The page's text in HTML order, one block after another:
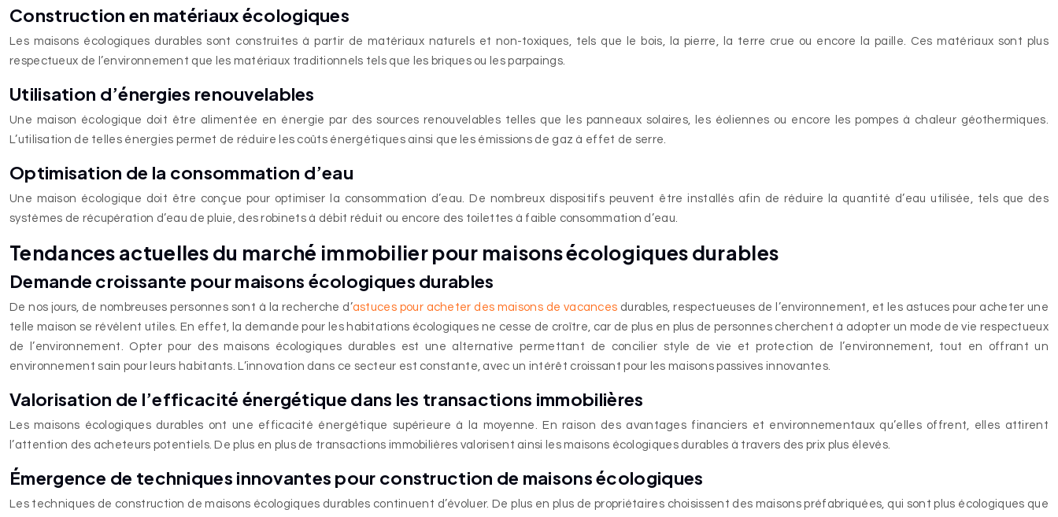
Construction en matériaux écologiques
Les maisons écologiques durables sont construites à partir de matériaux naturels et non-toxiques, tels que le bois, la pierre, la terre crue ou encore la paille. Ces matériaux sont plus
respectueux de l’environnement que les matériaux traditionnels tels que les briques ou les parpaings.
Utilisation d’énergies renouvelables
Une maison écologique doit être alimentée en énergie par des sources renouvelables telles que les panneaux solaires, les éoliennes ou encore les pompes à chaleur géothermiques.
L’utilisation de telles énergies permet de réduire les coûts énergétiques ainsi que les émissions de gaz à effet de serre.
Optimisation de la consommation d’eau
Une maison écologique doit être conçue pour optimiser la consommation d’eau. De nombreux dispositifs peuvent être installés afin de réduire la quantité d’eau utilisée, tels que des
systèmes de récupération d’eau de pluie, des robinets à débit réduit ou encore des toilettes à faible consommation d’eau.
Tendances actuelles du marché immobilier pour maisons écologiques durables
Demande croissante pour maisons écologiques durables
De nos jours, de nombreuses personnes sont à la recherche d’astuces pour acheter des maisons de vacances durables, respectueuses de l’environnement, et les astuces pour acheter une
telle maison se révèlent utiles. En effet, la demande pour les habitations écologiques ne cesse de croître, car de plus en plus de personnes cherchent à adopter un mode de vie respectueux
de l’environnement. Opter pour des maisons écologiques durables est une alternative permettant de concilier style de vie et protection de l’environnement, tout en offrant un
environnement sain pour leurs habitants. L’innovation dans ce secteur est constante, avec un intérêt croissant pour les maisons passives innovantes.
Valorisation de l’efficacité énergétique dans les transactions immobilières
Les maisons écologiques durables ont une efficacité énergétique supérieure à la moyenne. En raison des avantages financiers et environnementaux qu’elles offrent, elles attirent
l’attention des acheteurs potentiels. De plus en plus de transactions immobilières valorisent ainsi les maisons écologiques durables à travers des prix plus élevés.
Émergence de techniques innovantes pour construction de maisons écologiques
Les techniques de construction de maisons écologiques durables continuent d’évoluer. De plus en plus de propriétaires choisissent des maisons préfabriquées, qui sont plus écologiques que